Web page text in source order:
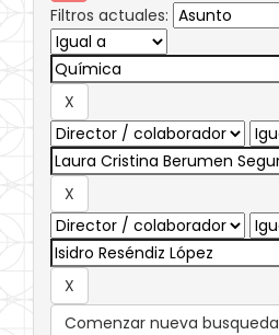
Filtros actuales:
Comenzar nueva busqueda